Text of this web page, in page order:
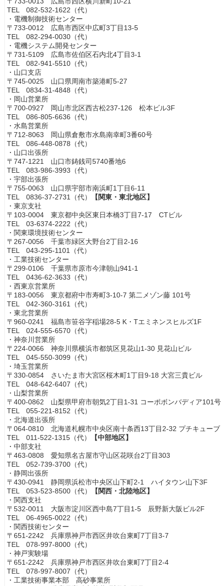
TEL 082-532-1622（代）
・電機制御技術センター
〒733-0012 広島市西区中広町3丁目13-5
TEL 082-294-0030（代）
・電機システム開発センター
〒731-5109 広島市佐伯区石内北4丁目3-1
TEL 082-941-5510（代）
・山口支店
〒745-0025 山口県周南市築港町5-27
TEL 0834-31-4848（代）
・岡山営業所
〒700-0927 岡山市北区西古松237-126 松本ビル3F
TEL 086-805-6636（代）
・水島営業所
〒712-8063 岡山県倉敷市水島南幸町3番60号
TEL 086-448-0878（代）
・山口出張所
〒747-1221 山口市鋳銭司5740番地6
TEL 083-986-3993（代）
・宇部出張所
〒755-0063 山口県宇部市南浜町1丁目6-11
TEL 0836-37-2731（代）
【関東・東北地区】
・東京支社
〒103-0004 東京都中央区東日本橋3丁目7-17 CTビル
TEL 03-6374-2222（代）
・関東環境技術センター
〒267-0056 千葉市緑区大野台2丁目2-16
TEL 043-295-1101（代）
・工業技術センター
〒299-0106 千葉県市原市今津朝山941-1
TEL 0436-62-3633（代）
・西東京営業所
〒183-0056 東京都府中市寿町3-10-7 第二メゾン藤 101号
TEL 042-360-3161（代）
・東北営業所
〒960-0241 福島市笹谷字稲場28-5 K・Tエミネンスヒルズ1F
TEL 024-555-6570（代）
・神奈川営業所
〒224-0066 神奈川県横浜市都筑区見花山1-30 見花山ビル
TEL 045-550-3099（代）
・埼玉営業所
〒330-0854 さいたま市大宮区桜木町1丁目9-18 大宮三貴ビル
TEL 048-642-6407（代）
・山梨営業所
〒400-0862 山梨県甲府市朝気2丁目1-31 コーポボンバディア101号
TEL 055-221-8152（代）
・北海道出張所
〒064-0810 北海道札幌市中央区南十条西13丁目2-32 プチキュー
TEL 011-522-1315（代）
【中部地区】
・中部支社
〒463-0808 愛知県名古屋市守山区花咲台2丁目303
TEL 052-739-3700（代）
・静岡出張所
〒430-0941 静岡県浜松市中央区山下町2-1 ハイタウン山下3F
TEL 053-523-8500（代）
【関西・北陸地区】
・関西支社
〒532-0011 大阪市淀川区西中島7丁目1-5 辰野新大阪ビル2F
TEL 06-4965-0022（代）
・関西技術センター
〒651-2242 兵庫県神戸市西区井吹台東町7丁目3-7
TEL 078-997-8000（代）
・神戸実験場
〒651-2242 兵庫県神戸市西区井吹台東町7丁目2-4
TEL 078-997-8007（代）
・工業技術事業本部 高砂事業所